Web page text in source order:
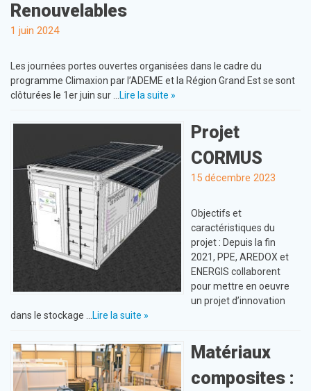
Renouvelables
1 juin 2024
Les journées portes ouvertes organisées dans le cadre du
programme Climaxion par l’ADEME et la Région Grand Est se sont
clôturées le 1er juin sur …
Lire la suite »
Projet
CORMUS
15 décembre 2023
Objectifs et
caractéristiques du
projet : Depuis la fin
2021, PPE, AREDOX et
ENERGIS collaborent
pour mettre en oeuvre
un projet d’innovation
dans le stockage …
Lire la suite »
Matériaux
composites :